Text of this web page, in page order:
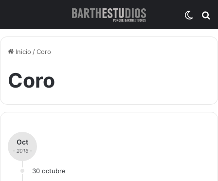
Inicio /Coro
Coro
Oct
- 2016 -
30 octubre